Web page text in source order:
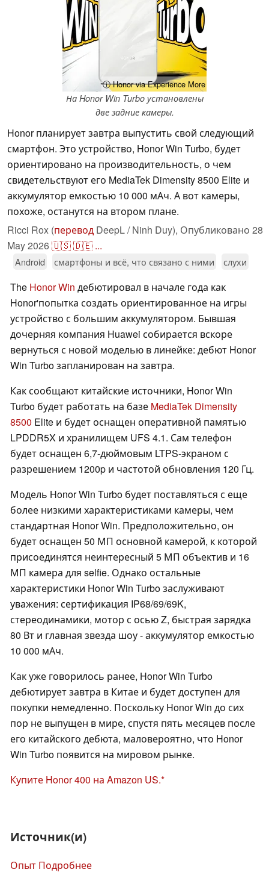
ⓘ Honor via Experience More
На Honor Win Turbo установлены
две задние камеры.
Honor планирует завтра выпустить свой следующий
смартфон. Это устройство, Honor Win Turbo, будет
ориентировано на производительность, о чем
свидетельствуют его MediaTek Dimensity 8500 Elite и
аккумулятор емкостью 10 000 мАч. А вот камеры,
похоже, останутся на втором плане.
Ricci Rox (перевод DeepL / Ninh Duy), Опубликовано 28
May 2026🇺🇸🇩🇪 ...
Android смартфоны и всё, что связано с ними слухи
The Honor Win дебютировал в начале года как
Honor'попытка создать ориентированное на игры
устройство с большим аккумулятором. Бывшая
дочерняя компания Huawei собирается вскоре
вернуться с новой моделью в линейке: дебют Honor
Win Turbo запланирован на завтра.
Как сообщают китайские источники, Honor Win
Turbo будет работать на базе MediaTek Dimensity
8500 Elite и будет оснащен оперативной памятью
LPDDR5X и хранилищем UFS 4.1. Сам телефон
будет оснащен 6,7-дюймовым LTPS-экраном с
разрешением 1200p и частотой обновления 120 Гц.
Модель Honor Win Turbo будет поставляться с еще
более низкими характеристиками камеры, чем
стандартная Honor Win. Предположительно, он
будет оснащен 50 МП основной камерой, к которой
присоединятся неинтересный 5 МП объектив и 16
МП камера для selfie. Однако остальные
характеристики Honor Win Turbo заслуживают
уважения: сертификация IP68/69/69K,
стереодинамики, мотор с осью Z, быстрая зарядка
80 Вт и главная звезда шоу - аккумулятор емкостью
10 000 мАч.
Как уже говорилось ранее, Honor Win Turbo
дебютирует завтра в Китае и будет доступен для
покупки немедленно. Поскольку Honor Win до сих
пор не выпущен в мире, спустя пять месяцев после
его китайского дебюта, маловероятно, что Honor
Win Turbo появится на мировом рынке.
Купите Honor 400 на Amazon US.
Источник(и)
Опыт Подробнее